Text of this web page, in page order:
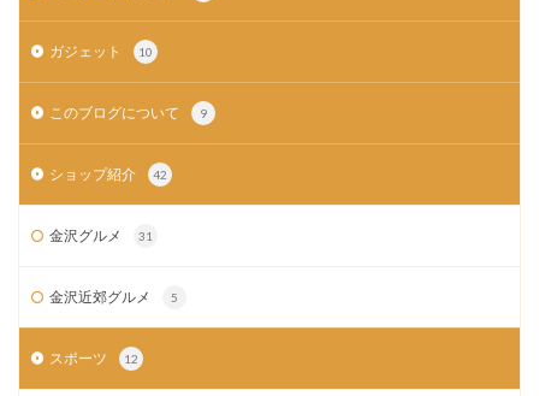
ガジェット 10
このブログについて 9
ショップ紹介 42
金沢グルメ 31
金沢近郊グルメ 5
スポーツ 12